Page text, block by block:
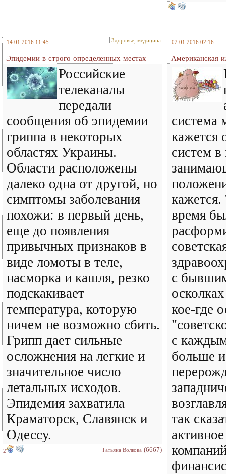
14.01.2016 11:45 Здоровье, медицина
Эпидемии в строго определенных местах
Российские
телеканалы
передали
сообщения об эпидемии
гриппа в некоторых
областях Украины.
Области расположены
далеко одна от другой, но
симптомы заболевания
похожи: в первый день,
еще до появления
привычных признаков в
виде ломоты в теле,
насморка и кашля, резко
подскакивает
температура, которую
ничем не возможно сбить.
Грипп дает сильные
осложнения на легкие и
значительное число
летальных исходов.
Эпидемия захватила
Краматорск, Славянск и
Одессу.
2 Татьяна Волкова (6667)
02.01.2016 02:16
Американская
система
кажется
систем
кажется.
время
с
кое-где
с
больше
так